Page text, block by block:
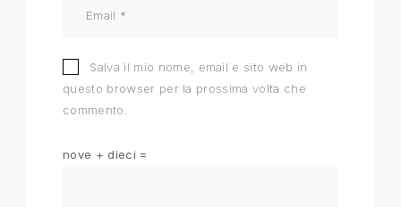
Salva il mio nome, email e sito web in
questo browser per la prossima volta che
commento.
nove + dieci =